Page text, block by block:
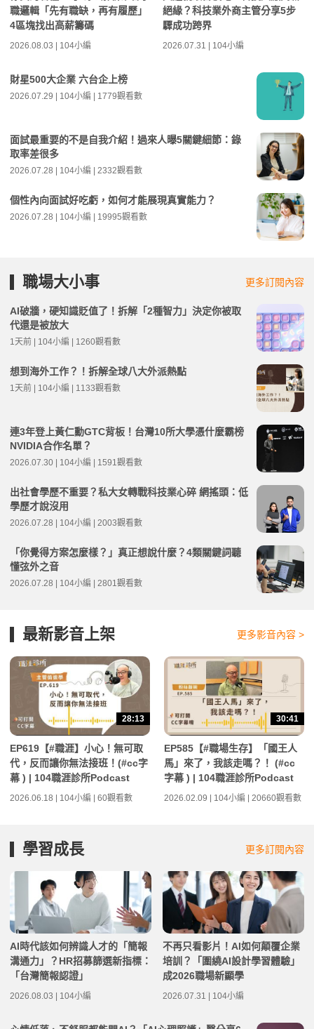
職邏輯「先有職缺，再有履歷」
4區塊找出高薪籌碼
2026.08.03 | 104小編
絕緣？科技業外商主管分享5步
驟成功跨界
2026.07.31 | 104小編
財星500大企業 六台企上榜
2026.07.29 | 104小編 | 1779觀看數
面試最重要的不是自我介紹！過來人曝5關鍵細節：錄
取率差很多
2026.07.28 | 104小編 | 2332觀看數
個性內向面試好吃虧，如何才能展現真實能力？
2026.07.28 | 104小編 | 19995觀看數
職場大小事 更多訂閱內容
AI破牆，硬知識貶值了！拆解「2種智力」決定你被取
代還是被放大
1天前 | 104小編 | 1260觀看數
想到海外工作？！拆解全球八大外派熱點
1天前 | 104小編 | 1133觀看數
連3年登上黃仁勳GTC背板！台灣10所大學憑什麼霸榜
NVIDIA合作名單？
2026.07.30 | 104小編 | 1591觀看數
出社會學歷不重要？私大女轉戰科技業心碎 網搖頭：低
學歷才說沒用
2026.07.28 | 104小編 | 2003觀看數
「你覺得方案怎麼樣？」真正想說什麼？4類關鍵詞聽
懂弦外之音
2026.07.28 | 104小編 | 2801觀看數
最新影音上架 更多影音內容 >
28:13
EP619【#職涯】小心！無可取
代，反而讓你無法接班！(#cc字
幕 ) | 104職涯診所Podcast
2026.06.18 | 104小編 | 60觀看數
30:41
EP585【#職場生存】「國王人
馬」來了，我該走嗎？！ (#cc
字幕 ) | 104職涯診所Podcast
2026.02.09 | 104小編 | 20660觀看數
學習成長 更多訂閱內容
AI時代該如何辨識人才的「簡報
溝通力」？HR招募篩選新指標：
「台灣簡報認證」
2026.08.03 | 104小編
不再只看影片！AI如何顛覆企業
培訓？「圍繞AI設計學習體驗」
成2026職場新顯學
2026.07.31 | 104小編